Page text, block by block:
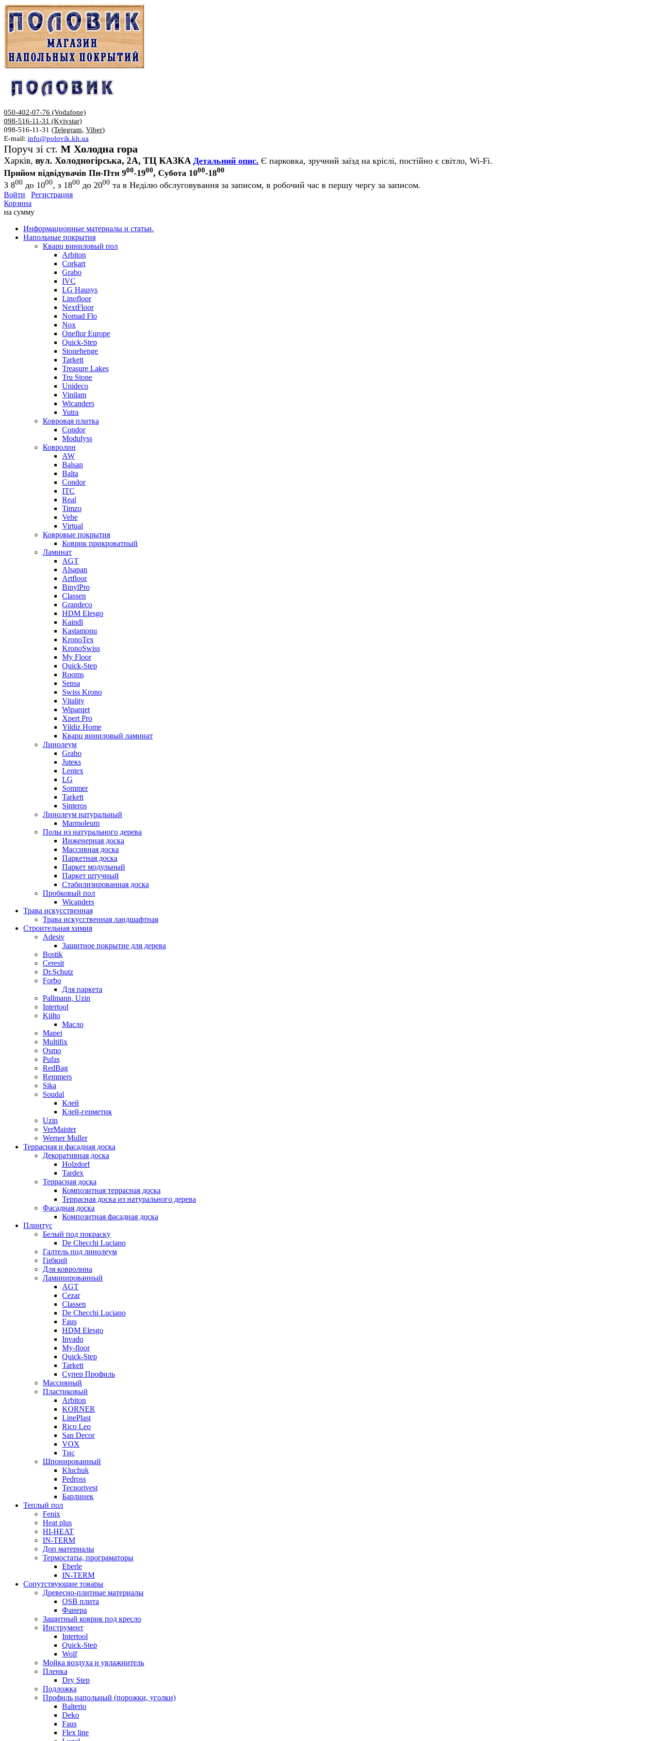
050-402-07-76 (Vodafone)
098-516-11-31 (Kyivstar)
098-516-11-31 (Telegram, Viber)
E-mail: info@polovik.kh.ua
Поруч зі ст. М Холодна гора
Харків, вул. Холодногірська, 2А, ТЦ КАЗКА Детальний опис. Є парковка, зручний заїзд на кріслі, постійно є світло, Wi-Fi.
Прийом відвідувачів Пн-Птн 900-1900, Субота 1000-1800
З 800 до 1000, з 1800 до 2000 та в Неділю обслуговування за записом, в робочий час в першу чергу за записом.
Войти
Регистрация
Корзина
на сумму
Информационные материалы и статьи.
Напольные покрытия
Кварц виниловый пол
Arbiton
Corkart
Grabo
IVC
LG Hausys
Linofloor
NextFloor
Nomad Flo
Nox
Oneflor Europe
Quick-Step
Stonehenge
Tarkett
Treasure Lakes
Tru Stone
Unideco
Vinilam
Wicanders
Yutra
Ковровая плитка
Condor
Modulyss
Ковролин
AW
Balsan
Balta
Condor
ITC
Real
Timzo
Vebe
Virtual
Ковровые покрытия
Коврик прикроватный
Ламинат
AGT
Alsapan
Artfloor
BinylPro
Classen
Grandeco
HDM Elesgo
Kaindl
Kastamonu
KronoTex
KronoSwiss
My Floor
Quick-Step
Rooms
Sensa
Swiss Krono
Vitality
Wiparqet
Xpert Pro
Yildiz Home
Кварц виниловый ламинат
Линолеум
Grabo
Juteкs
Lentex
LG
Sommer
Tarkett
Sinteros
Линолеум натуральный
Marmoleum
Полы из натурального дерева
Инженерная доска
Массивная доска
Паркетная доска
Паркет модульный
Паркет штучный
Стабилизированная доска
Пробковый пол
Wicanders
Трава искусственная
Трава искусственная ландшафтная
Строительная химия
Adesiv
Защитное покрытие для дерева
Bostik
Ceresit
Dr.Schutz
Forbo
Для паркета
Pallmann, Uzin
Intertool
Kiilto
Масло
Mapei
Multifix
Osmo
Pufas
RedBag
Remmers
Sika
Soudal
Клей
Клей-герметик
Uzin
VerMaister
Werner Muller
Террасная и фасадная доска
Декоративная доска
Holzdorf
Tardex
Террасная доска
Композитная террасная доска
Террасная доска из натурального дерева
Фасадная доска
Композитная фасадная доска
Плинтус
Белый под покраску
De Checchi Luciano
Галтель под линолеум
Гибкий
Для ковролина
Ламинированный
AGT
Cezar
Classen
De Checchi Luciano
Faus
HDM Elesgo
Invado
My-floor
Quick-Step
Tarkett
Супер Профиль
Массивный
Пластиковый
Arbiton
KORNER
LinePlast
Rico Leo
San Decor
VOX
Тис
Шпонированный
Kluchuk
Pedross
Tecnorivest
Барлинек
Теплый пол
Fenix
Heat plus
HI-HEAT
IN-TERM
Доп материалы
Термостаты, програматоры
Eberle
IN-TERM
Сопутствующие товары
Древесно-плитные материалы
OSB плита
Фанера
Защитный коврик под кресло
Инструмент
Intertool
Quick-Step
Wolf
Мойка воздуха и увлажнитель
Пленка
Dry Step
Подложка
Профиль напольный (порожки, уголки)
Balterio
Deko
Faus
Flex line